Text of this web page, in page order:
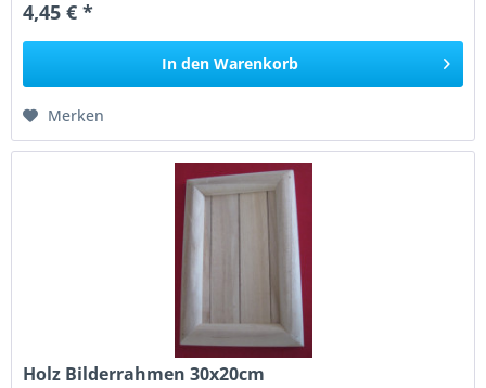
4,45 € *
In den Warenkorb
Merken
Holz Bilderrahmen 30x20cm